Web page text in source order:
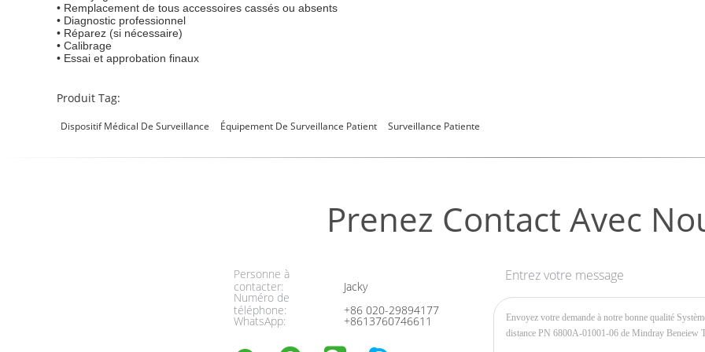
• Remplacement de tous accessoires cassés ou absents
• Diagnostic professionnel
• Réparez (si nécessaire)
• Calibrage
• Essai et approbation finaux
Produit Tag:
Dispositif Médical De Surveillance Équipement De Surveillance Patient Surveillance Patiente
Prenez Contact Avec
Personne à
contacter:
Jacky
Numéro de
téléphone:
+86 020-29894177
WhatsApp: +8613760746611
Entrez votre message